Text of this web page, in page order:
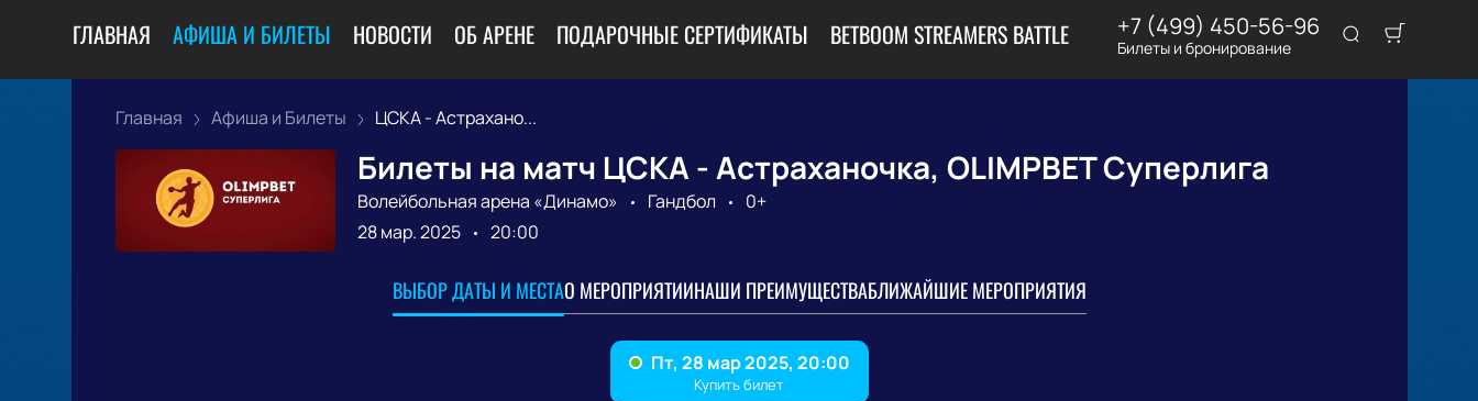
ГЛАВНАЯ АФИША И БИЛЕТЫ НОВОСТИ ОБ АРЕНЕ ПОДАРОЧНЫЕ СЕРТИФИКАТЫ BETBOOM STREAMERS BATTLE +7 (499) 450-56-96
Билеты и бронирование
Главная Афиша и Билеты ЦСКА - Астрахано...
Билеты на матч ЦСКА - Астраханочка, OLIMPBET Суперлига
Волейбольная арена «Динамо» Гандбол
0+
28 мар. 2025
20:00
ВЫБОР ДАТЫ И МЕСТАО МЕРОПРИЯТИИНАШИ ПРЕИМУЩЕСТВАБЛИЖАЙШИЕ МЕРОПРИЯТИЯ